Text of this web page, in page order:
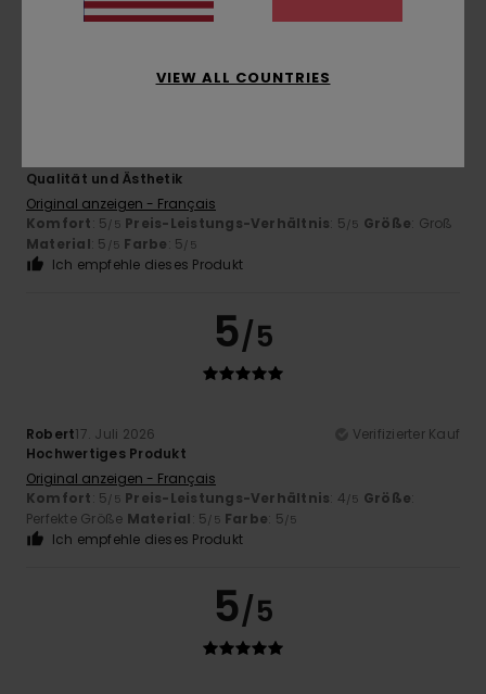
5
Qualität und Ästhetik
Original anzeigen - Français
Komfort: 5/5 Preis-Leistungs-Verhältnis: 5/5 Größe: Groß
Material: 5 /5 Farbe: 5/5
Ich empfehle dieses Produkt
5/5
Robert17. Juli 2026
Verifizierter Kauf
Hochwertiges Produkt
Original anzeigen - Français
Komfort: 5/5 Preis-Leistungs-Verhältnis: 4/5 Größe:
Perfekte Größe Material: 5/5 Farbe: 5/5
Ich empfehle dieses Produkt
5/5
VIEW ALL COUNTRIES